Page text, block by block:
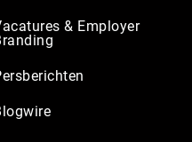
& Employer